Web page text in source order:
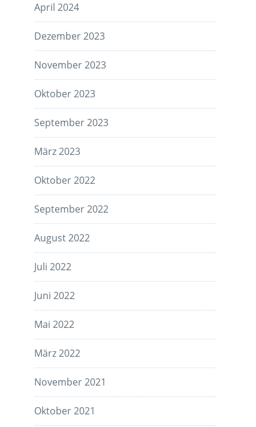
April 2024
Dezember 2023
November 2023
Oktober 2023
September 2023
März 2023
Oktober 2022
September 2022
August 2022
Juli 2022
Juni 2022
Mai 2022
März 2022
November 2021
Oktober 2021